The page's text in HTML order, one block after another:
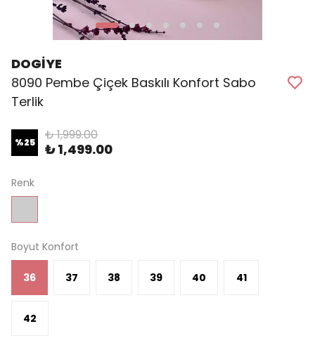
DOGİYE
8090 Pembe Çiçek Baskılı Konfort Sabo
Terlik
%25 ₺ 1,999.00
₺ 1,499.00
Renk
Boyut Konfort
36 37 38 39 40 41
42